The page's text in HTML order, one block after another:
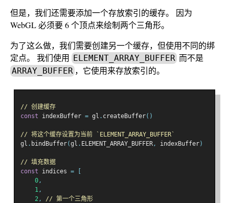
但是，我们还需要添加一个存放索引的缓存。 因为
WebGL 必须要 6 个顶点来绘制两个三角形。
为了这么做，我们需要创建另一个缓存，但使用不同的绑
定点。 我们使用 ELEMENT_ARRAY_BUFFER 而不是
ARRAY_BUFFER ，它使用来存放索引的。
// 创建缓存
const indexBuffer = gl . createBuffer()
// 将这个缓存设置为当前 `ELEMENT_ARRAY_BUFFER`
gl . bindBuffer(gl . ELEMENT_ARRAY_BUFFER, indexBuffer)
// 填充数据
const indices =
0,
1,
2,
// 第一个三角形